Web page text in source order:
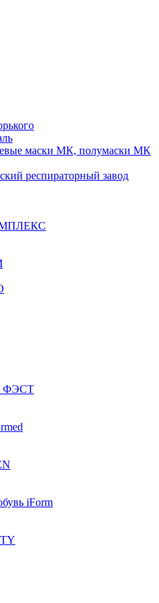
маски МК, полумаски МК
респираторный завод
ФЭСТ
iForm